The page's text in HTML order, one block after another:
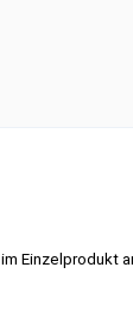
Einzelprodukt